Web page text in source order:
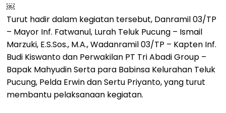
￼
Turut hadir dalam kegiatan tersebut, Danramil 03/TP
– Mayor Inf. Fatwanul, Lurah Teluk Pucung – Ismail
Marzuki, E.S.Sos., M.A., Wadanramil 03/TP – Kapten Inf.
Budi Kiswanto dan Perwakilan PT Tri Abadi Group –
Bapak Mahyudin Serta para Babinsa Kelurahan Teluk
Pucung, Pelda Erwin dan Sertu Priyanto, yang turut
membantu pelaksanaan kegiatan.